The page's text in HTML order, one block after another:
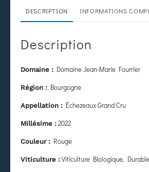
DESCRIPTION INFORMATIONS
Description
Domaine : Domaine Jean-Marie Fourrier
Région : Bourgogne
Appellation : Échezeaux Grand Cru
Millésime : 2022
Couleur : Rouge
Viticulture : Viticulture Biologique,